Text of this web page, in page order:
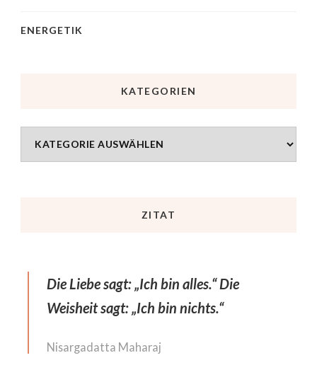
ENERGETIK
KATEGORIEN
ZITAT
Die Liebe sagt: „Ich bin alles.“ Die
Weisheit sagt: „Ich bin nichts.“
Nisargadatta Maharaj